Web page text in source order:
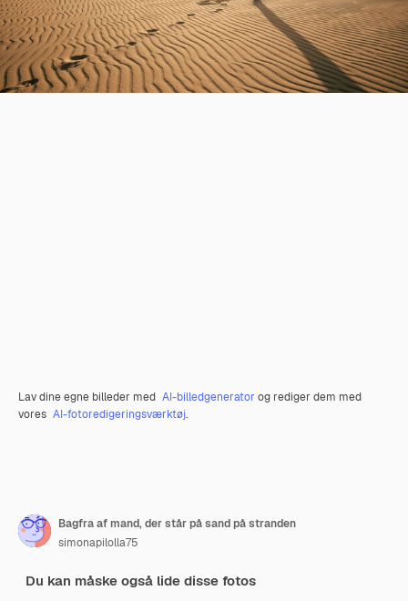
Lav dine egne billeder med AI-billedgenerator og rediger dem med
vores AI-fotoredigeringsværktøj.
Bagfra af mand, der står på sand på stranden
simonapilolla75
Du kan måske også lide disse fotos